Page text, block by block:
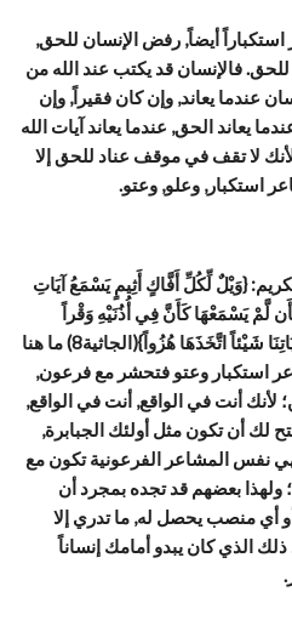
أيضاً, رفض الإنسان للحق,
فالإنسان قد يكتب عند الله من
عندما يعاند, وإن كان فقيراً, وإن
يعاند الحق, عندما يعاند آيات الله
لا تقف في موقف عناد للحق إلا
استكبار, وعلو, وعتو.
{وَيْلٌ لِّكُلِّ أَفَّاكٍ أَثِيمٍ يَسْمَعُ آيَاتِ
لَّمْ يَسْمَعْهَا كَأَنَّ فِي أُذُنَيْهِ وَقْراً
فَبَشِّرْهُ بِعَذَابٍ أَلِيمٍ وَإِذَا عَلِمَ مِنْ آيَاتِنَا شَيْئاً اتَّخَذَهَا هُزُواً}(الجاثية8) ما هنا
استكبار وعتو فتحشر مع فرعون,
لأنك أنت في الواقع, أنت في الواقع,
لك أن تكون مثل أولئك الجبابرة,
نفس المشاعر الفرعونية تكون مع
بعضهم قد تجده بمجرد أن
أي منصب يحصل له, ما تدري إلا
ذلك الذي كان يبدو أمامك إنساناً